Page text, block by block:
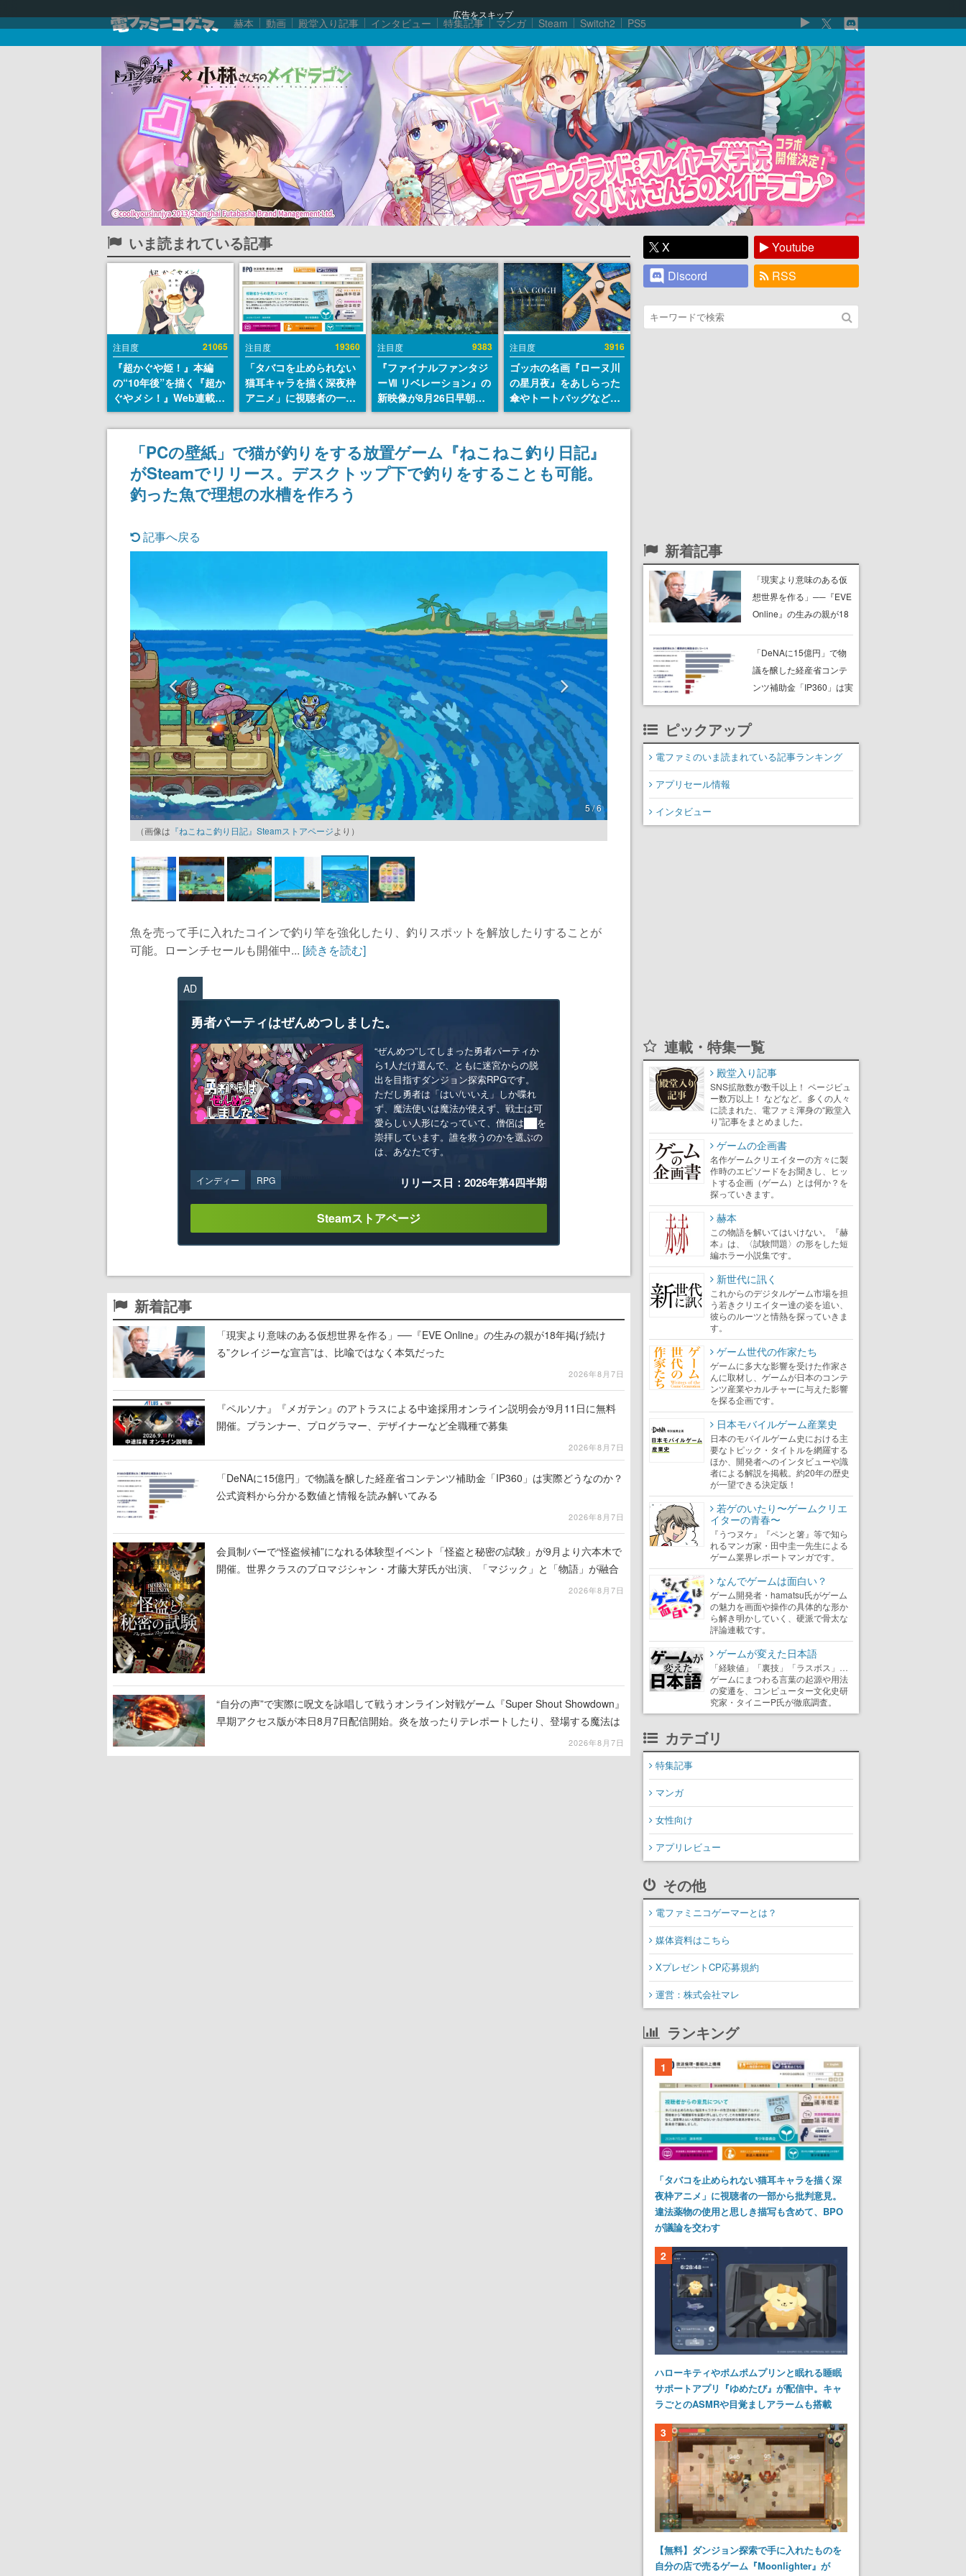
広告をスキップ
赫本 動画 殿堂入り記事 インタビュー 特集記事 マンガ Steam Switch2 PS5
いま読まれている記事
注目度 21065
『超かぐや姫！』本編
の“10年後”を描く『超か
ぐやメシ！』Web連載決
定。新たなWebマンガレ
ーベル「ビビビコミッ
ク」にて特別話が掲載ス
タート、あのお話には…
まだ続きがある！
注目度 19360
「タバコを止められない
猫耳キャラを描く深夜枠
アニメ」に視聴者の一部
から批判意見。違法薬物
の使用と思しき描写も含
めて、BPOが議論を交わ
す
注目度 9383
『ファイナルファンタジ
ーⅦ リベレーション』の
新映像が8月26日早朝に
公開へ。『FF7』リメイ
クシリーズの完結編、
「gamescom」のオープ
ニングナイトライブにて
ディレクターの浜口直樹
注目度 3916
ゴッホの名画『ローヌ川
の星月夜』をあしらった
傘やトートバッグなどが
登場。8月7日21時より2
日間限定で予約販売
「PCの壁紙」で猫が釣りをする放置ゲーム『ねこねこ釣り日記』
がSteamでリリース。デスクトップ下で釣りをすることも可能。
釣った魚で理想の水槽を作ろう
記事へ戻る
5 / 6
（画像は 『ねこねこ釣り日記』Steamストアページより）
魚を売って手に入れたコインで釣り竿を強化したり、釣りスポットを解放したりすることが
可能。ローンチセールも開催中... [続きを読む]
AD
勇者パーティはぜんめつしました。
“ぜんめつ”してしまった勇者パーティか
ら1人だけ選んで、ともに迷宮からの脱
出を目指すダンジョン探索RPGです。
ただし勇者は「はい/いいえ」しか喋れ
ず、魔法使いは魔法が使えず、戦士は可
愛らしい人形になっていて、僧侶は██を
崇拝しています。誰を救うのかを選ぶの
は、あなたです。
インディー RPG リリース日：2026年第4四半期
Steamストアページ
新着記事
「現実より意味のある仮想世界を作る」──『EVE Online』の生みの親が18年掲げ続け
る”クレイジーな宣言”は、比喩ではなく本気だった
2026年8月7日
『ペルソナ』『メガテン』のアトラスによる中途採用オンライン説明会が9月11日に無料
開催。プランナー、プログラマー、デザイナーなど全職種で募集
2026年8月7日
「DeNAに15億円」で物議を醸した経産省コンテンツ補助金「IP360」は実際どうなのか？
公式資料から分かる数値と情報を読み解いてみる
2026年8月7日
会員制バーで“怪盗候補”になれる体験型イベント「怪盗と秘密の試験」が9月より六本木で
開催。世界クラスのプロマジシャン・才藤大芽氏が出演、「マジック」と「物語」が融合
2026年8月7日
“自分の声”で実際に呪文を詠唱して戦うオンライン対戦ゲーム『Super Shout Showdown』
早期アクセス版が本日8月7日配信開始。炎を放ったりテレポートしたり、登場する魔法は
2026年8月7日
X
Youtube
Discord
RSS
新着記事
「現実より意味のある仮
想世界を作る」──『EVE
Online』の生みの親が18
な宣言”は、比喩ではなく
本気だった
「DeNAに15億円」で物
議を醸した経産省コンテ
ンツ補助金「IP360」は実
際どうなのか？ 公式資料
ピックアップ
電ファミのいま読まれている記事ランキング
アプリセール情報
インタビュー
連載・特集一覧
殿堂入り記事
SNS拡散数が数千以上！ ページビュ
ー数万以上！ などなど。多くの人々
に読まれた、電ファミ渾身の“殿堂入
り”記事をまとめました。
ゲームの企画書
名作ゲームクリエイターの方々に製
作時のエピソードをお聞きし、ヒッ
トする企画（ゲーム）とは何か？を
探っていきます。
赫本
この物語を解いてはいけない。『赫
本』は、〈試験問題〉の形をした短
編ホラー小説集です。
新世代に訊く
これからのデジタルゲーム市場を担
う若きクリエイター達の姿を追い、
彼らのルーツと情熱を探っていきま
す。
ゲーム世代の作家たち
ゲームに多大な影響を受けた作家さ
んに取材し、ゲームが日本のコンテ
ンツ産業やカルチャーに与えた影響
を探る企画です。
日本モバイルゲーム産業史
日本のモバイルゲーム史における主
要なトピック・タイトルを網羅する
ほか、開発者へのインタビューや識
者による解説を掲載。約20年の歴史
が一望できる決定版！
若ゲのいたり〜ゲームクリエ
イターの青春〜
『うつヌケ』『ペンと箸』等で知ら
れるマンガ家・田中圭一先生による
ゲーム業界レポートマンガです。
なんでゲームは面白い？
ゲーム開発者・hamatsu氏がゲーム
の魅力を画面や操作の具体的な形か
ら解き明かしていく、硬派で骨太な
評論連載です。
ゲームが変えた日本語
「経験値」「裏技」「ラスボス」…
ゲームにまつわる言葉の起源や用法
の変遷を、コンピューター文化史研
究家・タイニーP氏が徹底調査。
カテゴリ
特集記事
マンガ
女性向け
アプリレビュー
その他
電ファミニコゲーマーとは？
媒体資料はこちら
XプレゼントCP応募規約
運営：株式会社マレ
ランキング
1
「タバコを止められない猫耳キャラを描く深
夜枠アニメ」に視聴者の一部から批判意見。
違法薬物の使用と思しき描写も含めて、BPO
が議論を交わす
2
ハローキティやポムポムプリンと眠れる睡眠
サポートアプリ『ゆめたび』が配信中。キャ
ラごとのASMRや目覚ましアラームも搭載
3
【無料】ダンジョン探索で手に入れたものを
自分の店で売るゲーム『Moonlighter』が